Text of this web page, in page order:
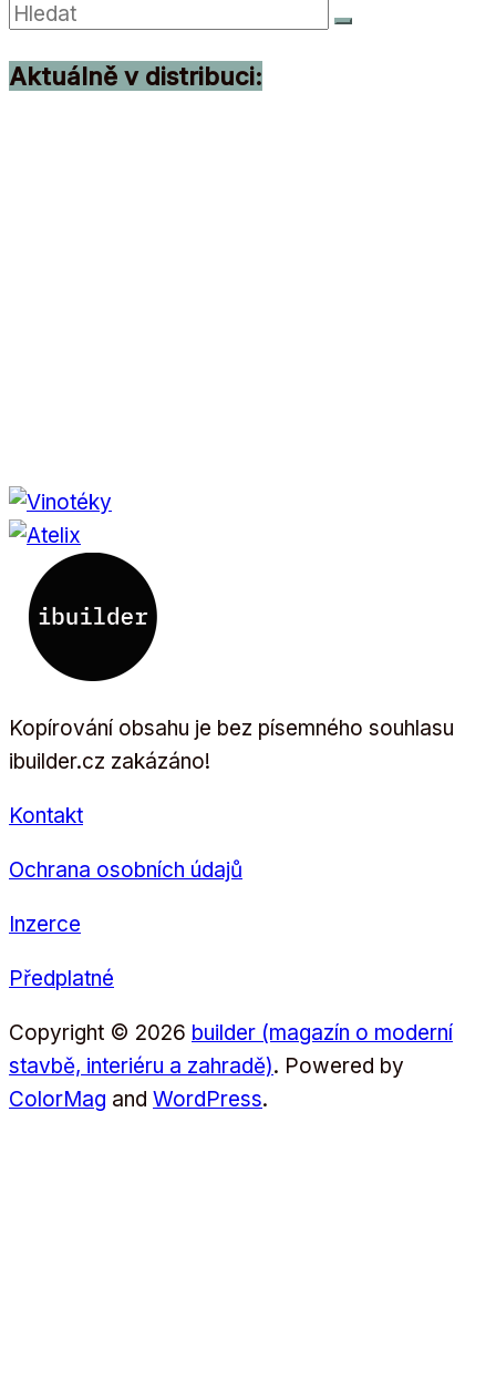
Aktuálně v distribuci:
Kopírování obsahu je bez písemného souhlasu
ibuilder.cz zakázáno!
Kontakt
Ochrana osobních údajů
Inzerce
Předplatné
Copyright © 2026 builder (magazín o moderní
stavbě, interiéru a zahradě). Powered by
ColorMag and WordPress.